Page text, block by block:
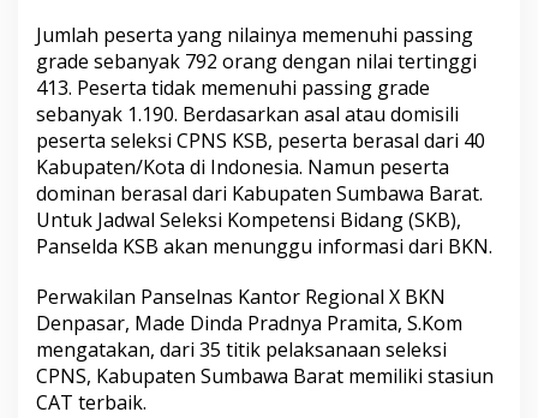
Jumlah peserta yang nilainya memenuhi passing
grade sebanyak 792 orang dengan nilai tertinggi
413. Peserta tidak memenuhi passing grade
sebanyak 1.190. Berdasarkan asal atau domisili
peserta seleksi CPNS KSB, peserta berasal dari 40
Kabupaten/Kota di Indonesia. Namun peserta
dominan berasal dari Kabupaten Sumbawa Barat.
Untuk Jadwal Seleksi Kompetensi Bidang (SKB),
Panselda KSB akan menunggu informasi dari BKN.
Perwakilan Panselnas Kantor Regional X BKN
Denpasar, Made Dinda Pradnya Pramita, S.Kom
mengatakan, dari 35 titik pelaksanaan seleksi
CPNS, Kabupaten Sumbawa Barat memiliki stasiun
CAT terbaik.